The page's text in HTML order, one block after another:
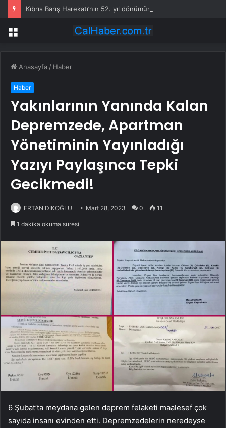
Menü
Anasayfa / Haber
Haber
Yakınlarının Yanında Kalan
Depremzede, Apartman
Yönetiminin Yayınladığı
Yazıyı Paylaşınca Tepki
Gecikmedi!
ERTAN DİKOĞLU Mart 28, 2023 0 11
1 dakika okuma süresi
6 Şubat’ta meydana gelen deprem felaketi maalesef çok
sayıda insanı evinden etti. Depremzedelerin neredeyse